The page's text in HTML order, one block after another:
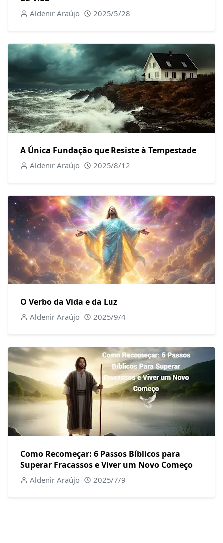
Aldenir Araújo 2025/5/28
A Única Fundação que Resiste à Tempestade
Aldenir Araújo 2025/8/12
O Verbo da Vida e da Luz
Aldenir Araújo 2025/9/4
Como Recomeçar: 6 Passos Bíblicos para
Superar Fracassos e Viver um Novo Começo
Aldenir Araújo 2025/7/9